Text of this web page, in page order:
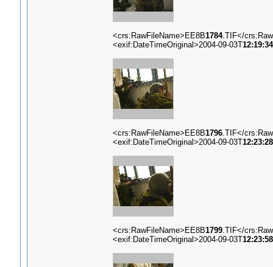
<crs:RawFileName>EE8B1784.TIF</
<exif:DateTimeOriginal>2004-09-03T12:19:34
<crs:RawFileName>EE8B1796.TIF</
<exif:DateTimeOriginal>2004-09-03T12:23:28
<crs:RawFileName>EE8B1799.TIF</
<exif:DateTimeOriginal>2004-09-03T12:23:58